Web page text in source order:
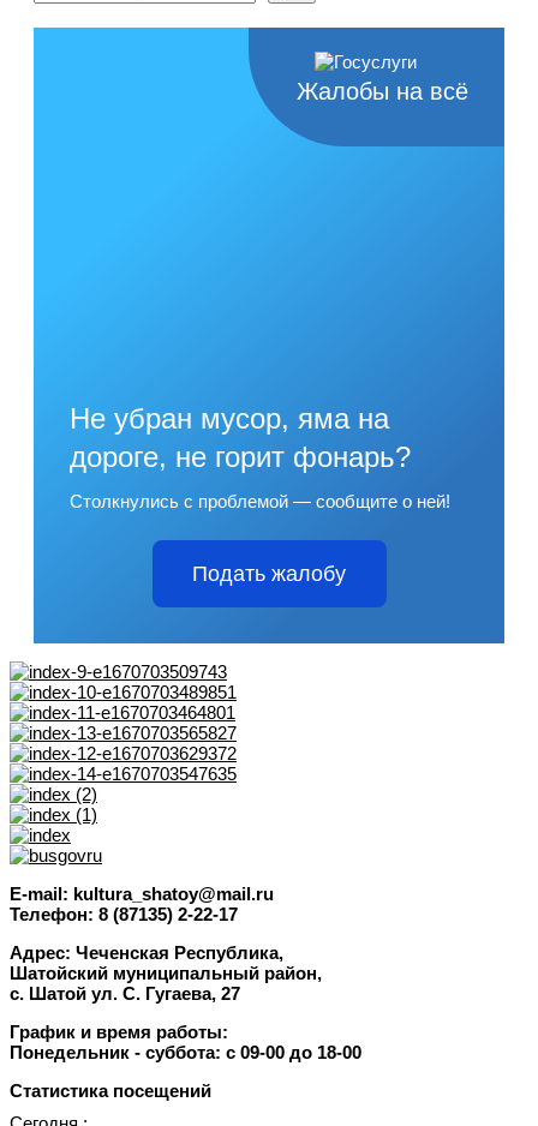
Жалобы на всё
Не убран мусор, яма на
дороге, не горит фонарь?
Столкнулись с проблемой — сообщите о ней!
Подать жалобу
E-mail: kultura_shatoy@mail.ru
Телефон: 8 (87135) 2-22-17
Адрес: Чеченская Республика,
Шатойский муниципальный район,
с. Шатой ул. С. Гугаева, 27
График и время работы:
Понедельник - суббота: с 09-00 до 18-00
Статистика посещений